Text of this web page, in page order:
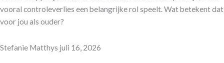
vooral controleverlies een belangrijke rol speelt. Wat betekent dat
voor jou als ouder?
Stefanie Matthys juli 16, 2026